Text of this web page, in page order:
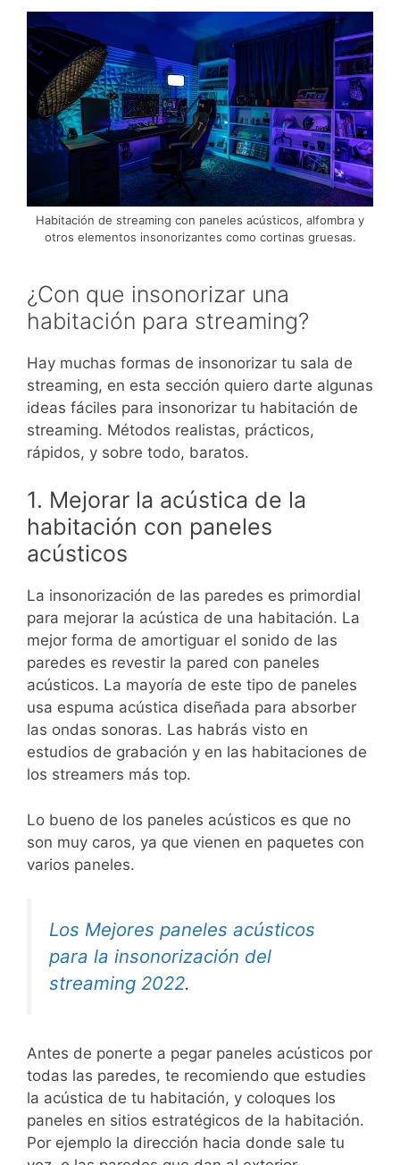
Habitación de streaming con paneles acústicos, alfombra y
otros elementos insonorizantes como cortinas gruesas.
¿Con que insonorizar una
habitación para streaming?
Hay muchas formas de insonorizar tu sala de
streaming, en esta sección quiero darte algunas
ideas fáciles para insonorizar tu habitación de
streaming. Métodos realistas, prácticos,
rápidos, y sobre todo, baratos.
1. Mejorar la acústica de la
habitación con paneles
acústicos
La insonorización de las paredes es primordial
para mejorar la acústica de una habitación. La
mejor forma de amortiguar el sonido de las
paredes es revestir la pared con paneles
acústicos. La mayoría de este tipo de paneles
usa espuma acústica diseñada para absorber
las ondas sonoras. Las habrás visto en
estudios de grabación y en las habitaciones de
los streamers más top.
Lo bueno de los paneles acústicos es que no
son muy caros, ya que vienen en paquetes con
varios paneles.
Los Mejores paneles acústicos
para la insonorización del
streaming 2022.
Antes de ponerte a pegar paneles acústicos por
todas las paredes, te recomiendo que estudies
la acústica de tu habitación, y coloques los
paneles en sitios estratégicos de la habitación.
Por ejemplo la dirección hacia donde sale tu